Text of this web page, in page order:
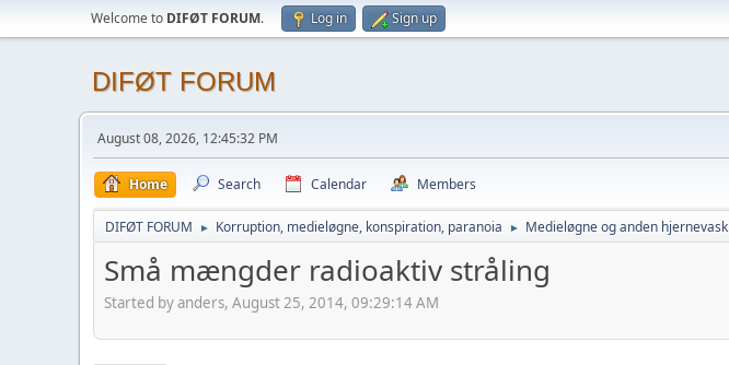
Welcome to DIFØT FORUM. Log in Sign up
DIFØT FORUM
August 08, 2026, 12:45:32 PM
Home Search Calendar Members
DIFØT FORUM ► Korruption, medieløgne, konspiration, paranoia ► Medieløgne og anden hjernevask
Små mængder radioaktiv stråling
Started by anders, August 25, 2014, 09:29:14 AM